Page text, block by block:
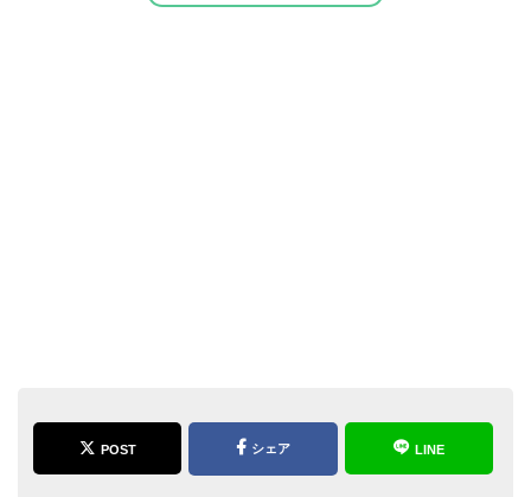
POST シェア LINE